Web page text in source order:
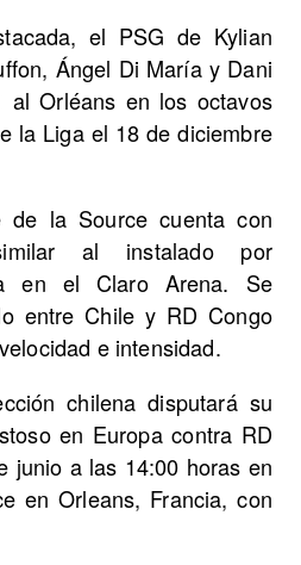
el PSG de Kylian
Ángel Di María y Dani
al Orléans en los octavos
la Liga el 18 de diciembre
de la Source cuenta con
al instalado por
en el Claro Arena. Se
entre Chile y RD Congo
e intensidad.
chilena disputará su
en Europa contra RD
junio a las 14:00 horas en
en Orleans, Francia, con